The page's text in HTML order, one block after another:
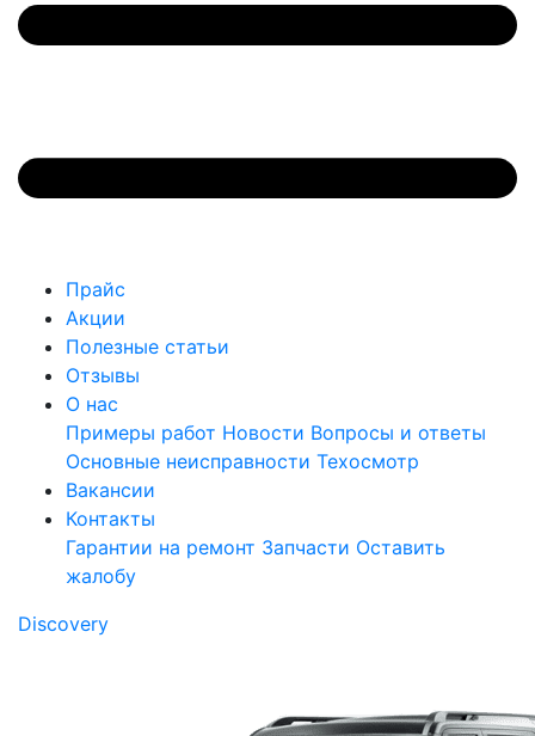
Прайс
Акции
Полезные статьи
Отзывы
О нас
Примеры работ Новости Вопросы и ответы
Основные неисправности Техосмотр
Вакансии
Контакты
Гарантии на ремонт Запчасти Оставить
жалобу
Discovery